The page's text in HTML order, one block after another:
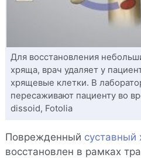
Для восстановления
хряща, врач удаляет у
хрящевые клетки. В
пересаживают пациенту во
dissoid, Fotolia
Поврежденный суставный
восстановлен в рамках